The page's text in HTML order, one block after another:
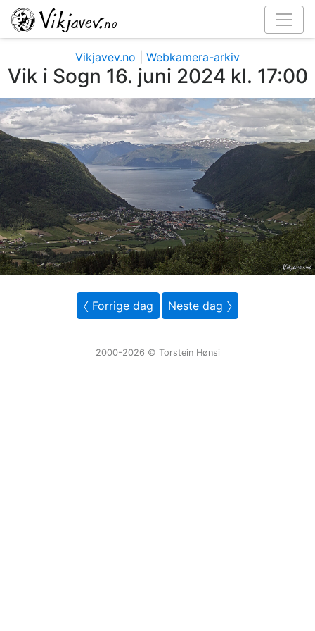
Vikjavev.no Webkamera-arkiv
Vik i Sogn 16. juni 2024 kl. 17:00
〈 Forrige dag Neste dag 〉
2000-2026 ©️ Torstein Hønsi